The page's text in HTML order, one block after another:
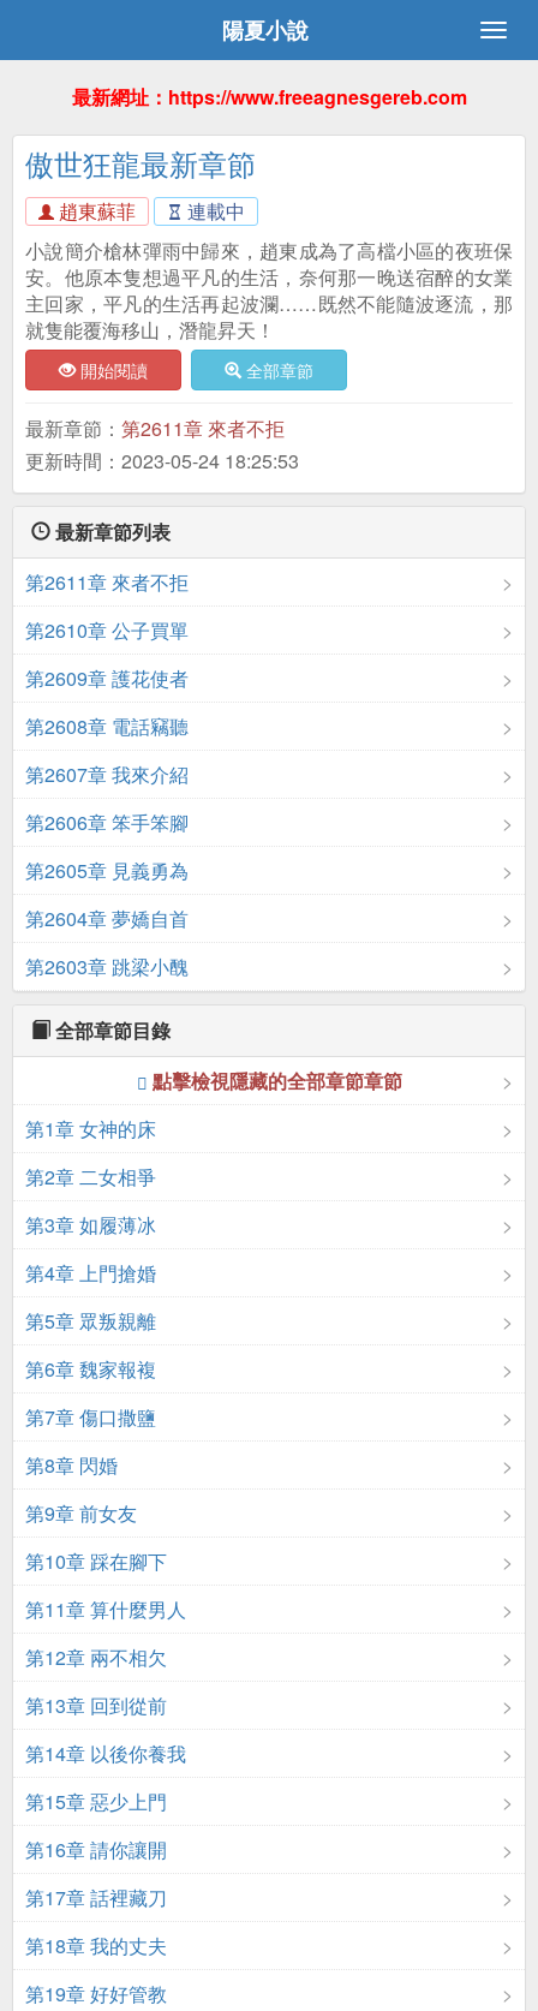
陽夏小說
最新網址：https://www.freeagnesgereb.com
傲世狂龍最新章節
趙東蘇菲
連載中
小說簡介槍林彈雨中歸來，趙東成為了高檔小區的夜班保
安。他原本隻想過平凡的生活，奈何那一晚送宿醉的女業
主回家，平凡的生活再起波瀾……既然不能隨波逐流，那
就隻能覆海移山，潛龍昇天！
開始閱讀 全部章節
最新章節： 第2611章 來者不拒
更新時間：2023-05-24 18:25:53
最新章節列表
第2611章 來者不拒
第2610章 公子買單
第2609章 護花使者
第2608章 電話竊聽
第2607章 我來介紹
第2606章 笨手笨腳
第2605章 見義勇為
第2604章 夢嬌自首
第2603章 跳梁小醜
全部章節目錄
點擊檢視隱藏的全部章節章節
第1章 女神的床
第2章 二女相爭
第3章 如履薄冰
第4章 上門搶婚
第5章 眾叛親離
第6章 魏家報複
第7章 傷口撒鹽
第8章 閃婚
第9章 前女友
第10章 踩在腳下
第11章 算什麼男人
第12章 兩不相欠
第13章 回到從前
第14章 以後你養我
第15章 惡少上門
第16章 請你讓開
第17章 話裡藏刀
第18章 我的丈夫
第19章 好好管教